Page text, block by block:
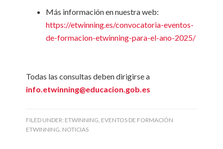
Más información en nuestra web:
https://etwinning.es/convocatoria-eventos-
de-formacion-etwinning-para-el-ano-2025/
Todas las consultas deben dirigirse a
info.etwinning@educacion.gob.es
FILED UNDER: ETWINNING, EVENTOS DE FORMACIÓN
ETWINNING, NOTICIAS